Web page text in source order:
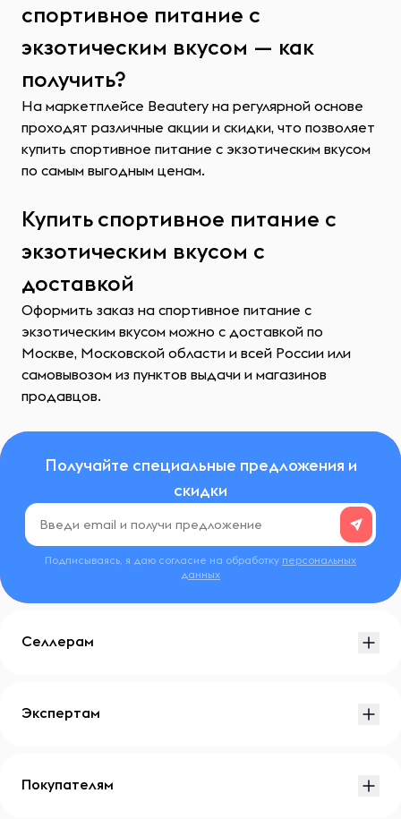
спортивное питание с
экзотическим вкусом — как
получить?
На маркетплейсе Beautery на регулярной основе
проходят различные акции и скидки, что позволяет
купить спортивное питание с экзотическим вкусом
по самым выгодным ценам.
Купить спортивное питание с
экзотическим вкусом с
доставкой
Оформить заказ на спортивное питание с
экзотическим вкусом можно с доставкой по
Москве, Московской области и всей России или
самовывозом из пунктов выдачи и магазинов
продавцов.
Получайте специальные предложения и
скидки
Подписываясь, я даю согласие на обработку персональных
данных
Селлерам
Экспертам
Покупателям